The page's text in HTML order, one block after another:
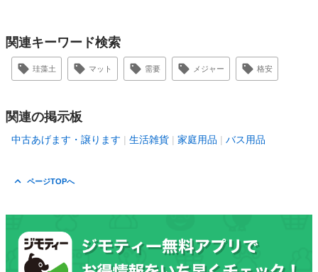
関連キーワード検索
珪藻土 マット 需要 メジャー 格安
関連の掲示板
中古あげます・譲ります 生活雑貨 家庭用品 バス用品
ページTOPへ